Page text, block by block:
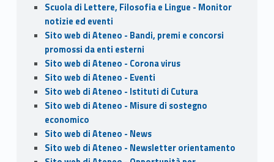
Scuola di Lettere, Filosofia e Lingue - Monitor
notizie ed eventi
Sito web di Ateneo - Bandi, premi e concorsi
promossi da enti esterni
Sito web di Ateneo - Corona virus
Sito web di Ateneo - Eventi
Sito web di Ateneo - Istituti di Cutura
Sito web di Ateneo - Misure di sostegno
economico
Sito web di Ateneo - News
Sito web di Ateneo - Newsletter orientamento